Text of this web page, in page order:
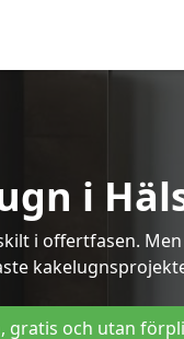
i
i offertfasen.
gratis och utan